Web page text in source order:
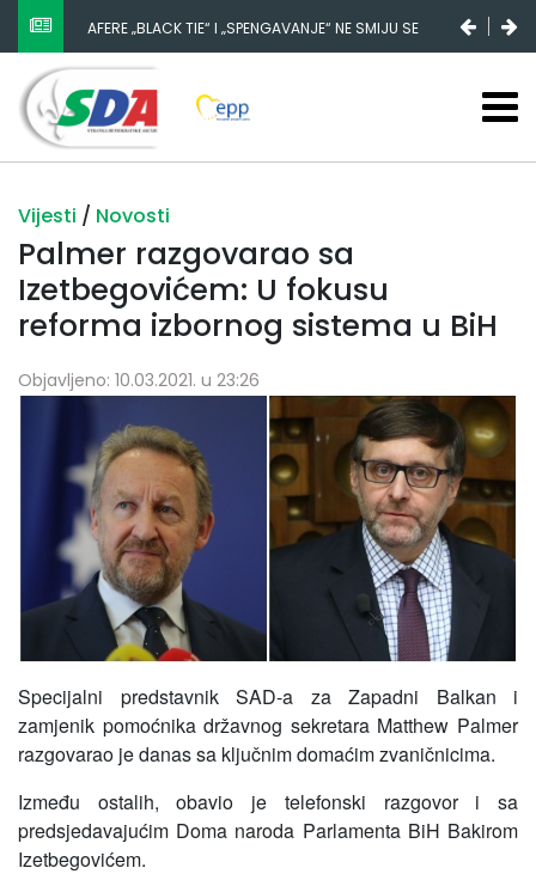
AFERE „BLACK TIE“ I „SPENGAVANJE“ NE SMIJU SE
ZATAŠKATI
Vijesti / Novosti
Palmer razgovarao sa
Izetbegovićem: U fokusu
reforma izbornog sistema u BiH
Objavljeno: 10.03.2021. u 23:26
Specijalni predstavnik SAD-a za Zapadni Balkan i
zamjenik pomoćnika državnog sekretara Matthew Palmer
razgovarao je danas sa ključnim domaćim zvaničnicima.
Između ostalih, obavio je telefonski razgovor i sa
predsjedavajućim Doma naroda Parlamenta BiH Bakirom
Izetbegovićem.